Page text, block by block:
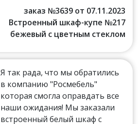
заказ №3639 от 07.11.2023
Встроенный шкаф-купе №217
бежевый с цветным стеклом
Я так рада, что мы обратились
в компанию "Росмебель"
которая смогла оправдать все
наши ожидания! Мы заказали
встроенный белый шкаф с